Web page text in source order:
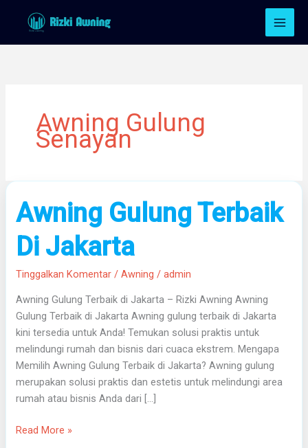
Awning Gulung
Senayan
Awning Gulung Terbaik
Di Jakarta
Tinggalkan Komentar /Awning /admin
Awning Gulung Terbaik di Jakarta – Rizki Awning Awning
Gulung Terbaik di Jakarta Awning gulung terbaik di Jakarta
kini tersedia untuk Anda! Temukan solusi praktis untuk
melindungi rumah dan bisnis dari cuaca ekstrem. Mengapa
Memilih Awning Gulung Terbaik di Jakarta? Awning gulung
merupakan solusi praktis dan estetis untuk melindungi area
rumah atau bisnis Anda dari […]
Awning
Gulung
Terbaik
Di
Jakarta
Read More »